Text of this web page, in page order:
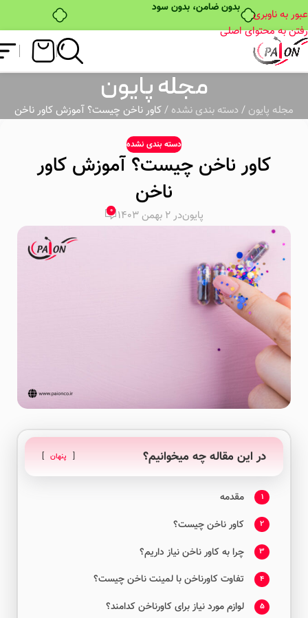
بدون ضامن، بدون سود
عبور به ناوبری
رفتن به محتوای اصلی
مجله پایون
مجله پایون / دسته بندی نشده /کاور ناخن چیست؟ آموزش کاور ناخن
دسته بندی نشده
کاور ناخن چیست؟ آموزش کاور
ناخن
پایوندر 2 بهمن 1403 0
در این مقاله چه میخوانیم؟ پنهان
1 مقدمه
2 کاور ناخن چیست؟
3 چرا به کاور ناخن نیاز داریم؟
4 تفاوت کاورناخن با لمینت ناخن چیست؟
5 لوازم مورد نیاز برای کاورناخن کدامند؟